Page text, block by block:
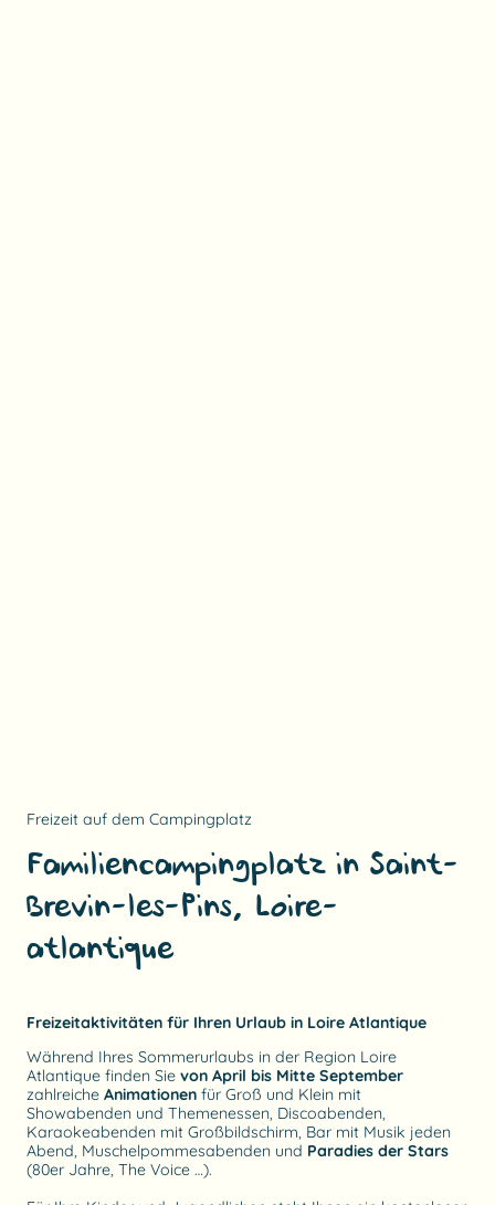
Freizeit auf dem Campingplatz
Familiencampingplatz in Saint-
Brevin-les-Pins, Loire-
atlantique
Freizeitaktivitäten für Ihren Urlaub in Loire Atlantique
Während Ihres Sommerurlaubs in der Region Loire
Atlantique finden Sie von April bis Mitte September
zahlreiche Animationen für Groß und Klein mit
Showabenden und Themenessen, Discoabenden,
Karaokeabenden mit Großbildschirm, Bar mit Musik jeden
Abend, Muschelpommesabenden und Paradies der Stars
(80er Jahre, The Voice …).